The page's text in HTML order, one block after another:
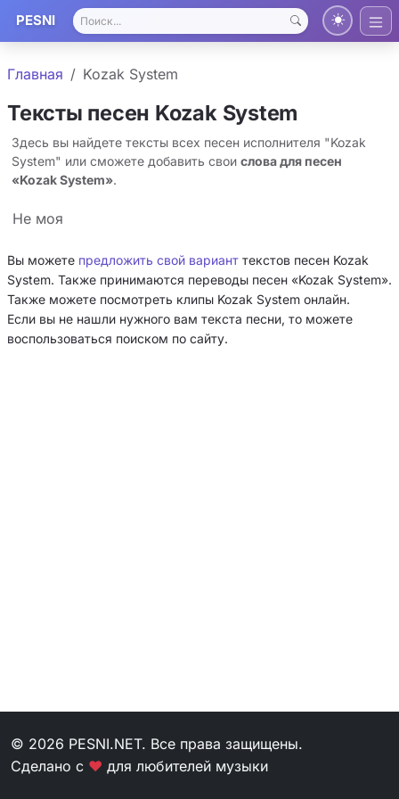
PESNI
Главная Kozak System
Тексты песен Kozak System
Здесь вы найдете тексты всех песен исполнителя "Kozak
System" или сможете добавить свои слова для песен
«Kozak System».
Не моя
Вы можете предложить свой вариант текстов песен Kozak
System. Также принимаются переводы песен «Kozak System».
Также можете посмотреть клипы Kozak System онлайн.
Если вы не нашли нужного вам текста песни, то можете
воспользоваться поиском по сайту.
© 2026 PESNI.NET. Все права защищены.
Сделано с ❤ для любителей музыки